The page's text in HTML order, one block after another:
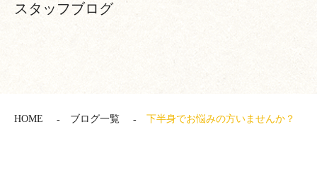
スタッフブログ
HOME ブログ一覧 下半身でお悩みの方いませんか？